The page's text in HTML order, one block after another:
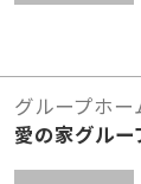
グループホー
愛の家グル